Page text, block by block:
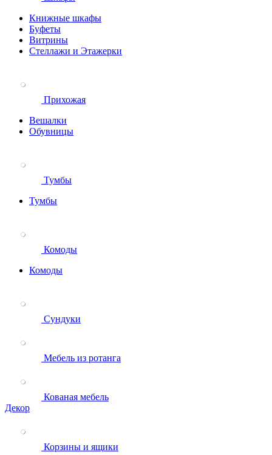
Книжные шкафы
Буфеты
Витрины
Стеллажи и Этажерки
Прихожая
Вешалки
Обувницы
Тумбы
Тумбы
Комоды
Комоды
Сундуки
Мебель из ротанга
Кованая мебель
Декор
Корзины и ящики